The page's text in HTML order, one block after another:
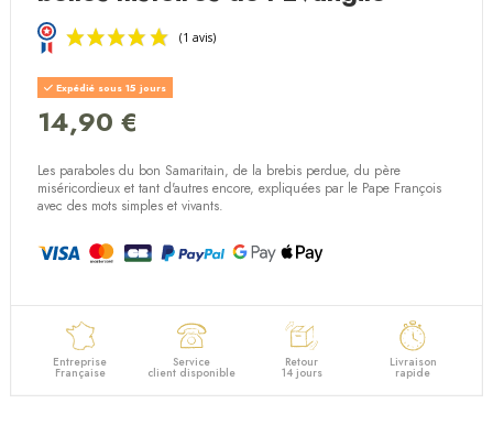
(1 avis)
Expédié sous 15 jours
14,90 €
Les paraboles du bon Samaritain, de la brebis perdue, du père
miséricordieux et tant d'autres encore, expliquées par le Pape François
avec des mots simples et vivants.
Entreprise
Française
Service
client disponible
Retour
14 jours
Livraison
rapide